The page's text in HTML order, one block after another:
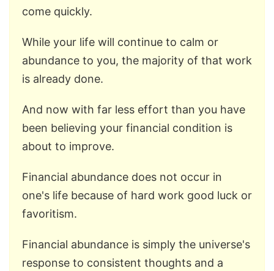
come quickly.
While your life will continue to calm or
abundance to you, the majority of that work
is already done.
And now with far less effort than you have
been believing your financial condition is
about to improve.
Financial abundance does not occur in
one's life because of hard work good luck or
favoritism.
Financial abundance is simply the universe's
response to consistent thoughts and a